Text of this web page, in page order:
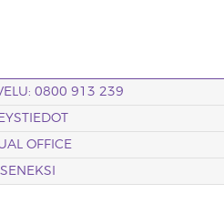
0800 913 239
OFFICE